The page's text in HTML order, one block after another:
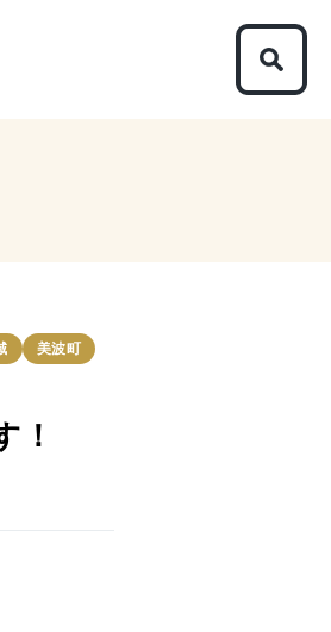
美波町
！